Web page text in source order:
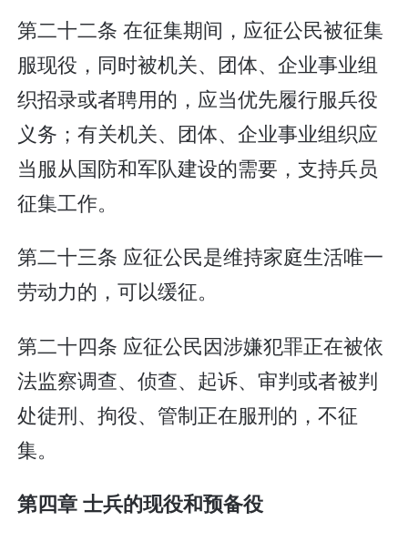
第二十二条 在征集期间，应征公民被征集
服现役，同时被机关、团体、企业事业组
织招录或者聘用的，应当优先履行服兵役
义务；有关机关、团体、企业事业组织应
当服从国防和军队建设的需要，支持兵员
征集工作。
第二十三条 应征公民是维持家庭生活唯一
劳动力的，可以缓征。
第二十四条 应征公民因涉嫌犯罪正在被依
法监察调查、侦查、起诉、审判或者被判
处徒刑、拘役、管制正在服刑的，不征
集。
第四章 士兵的现役和预备役